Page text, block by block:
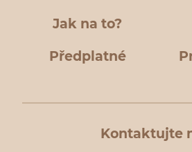
Jak na to?
Předplatné
Kontaktujte